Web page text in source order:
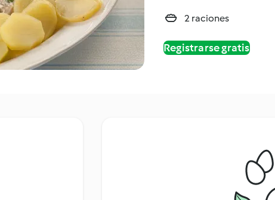
2 raciones
Registrarse gratis